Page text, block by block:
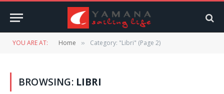
YOU ARE AT: Home » Category: "Libri" (Page 2)
BROWSING: LIBRI